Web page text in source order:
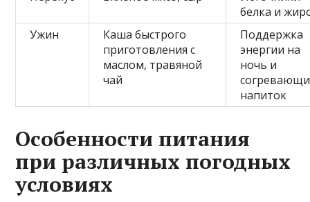
белка и
Ужин
Каша быстрого
приготовления с
маслом, травяной
чай
Поддержка
энергии на
ночь и
напиток
Особенности питания
при различных погодных
условиях